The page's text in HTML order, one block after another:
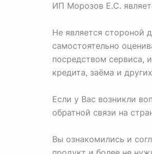
ИП Морозов Е.С.
Не является стороной
самостоятельно
посредством сервиса,
кредита, заёма и
Если у Вас возникли
обратной связи на
Вы ознакомились и